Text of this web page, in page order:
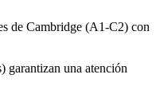
de Cambridge (A1-C2) con
garantizan una atención